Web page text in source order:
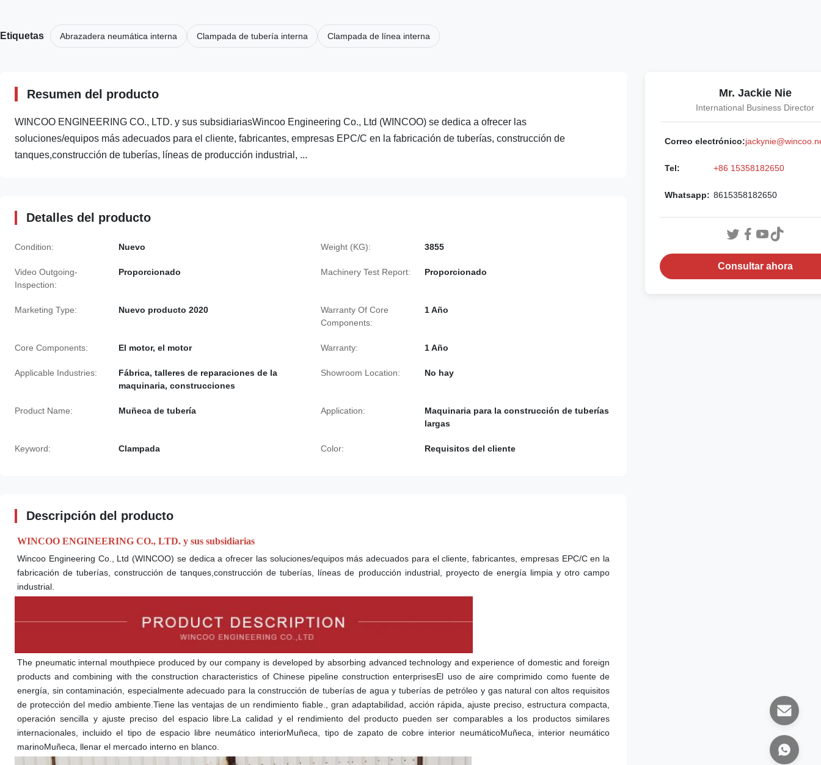
Etiquetas Abrazadera neumática interna Clampada de tubería interna Clampada de línea interna
Resumen del producto
WINCOO ENGINEERING CO., LTD. y sus subsidiariasWincoo Engineering Co., Ltd (WINCOO) se dedica a ofrecer las
soluciones/equipos más adecuados para el cliente, fabricantes, empresas EPC/C en la fabricación de tuberías, construcción de
tanques,construcción de tuberías, líneas de producción industrial, ...
Detalles del producto
Condition: Nuevo Weight (KG): 3855
Video Outgoing-
Inspection:
Proporcionado Machinery Test Report: Proporcionado
Marketing Type: Nuevo producto 2020
Warranty Of Core
Components:
1 Año
Core Components: El motor, el motor Warranty: 1 Año
Applicable Industries:
Fábrica, talleres de reparaciones de la
maquinaria, construcciones
Showroom Location: No hay
Product Name: Muñeca de tubería Application:
Maquinaria para la construcción de tuberías
largas
Keyword: Clampada Color: Requisitos del cliente
Descripción del producto
WINCOO ENGINEERING CO., LTD. y sus subsidiarias
Wincoo Engineering Co., Ltd (WINCOO) se dedica a ofrecer las soluciones/equipos más adecuados para el cliente, fabricantes, empresas EPC/C en la
fabricación de tuberías, construcción de tanques,construcción de tuberías, líneas de producción industrial, proyecto de energía limpia y otro campo
industrial.
The pneumatic internal mouthpiece produced by our company is developed by absorbing advanced technology and experience of domestic and foreign
products and combining with the construction characteristics of Chinese pipeline construction enterprisesEl uso de aire comprimido como fuente de
energía, sin contaminación, especialmente adecuado para la construcción de tuberías de agua y tuberías de petróleo y gas natural con altos requisitos
de protección del medio ambiente.Tiene las ventajas de un rendimiento fiable., gran adaptabilidad, acción rápida, ajuste preciso, estructura compacta,
operación sencilla y ajuste preciso del espacio libre.La calidad y el rendimiento del producto pueden ser comparables a los productos similares
internacionales, incluido el tipo de espacio libre neumático interiorMuñeca , tipo de zapato de cobre interior neumáticoMuñeca , interior neumático
marinoMuñeca , llenar el mercado interno en blanco.
Mr. Jackie Nie
International Business Director
Correo electrónico:
Tel: +86 15358182650
Whatsapp: 8615358182650
Consultar ahora